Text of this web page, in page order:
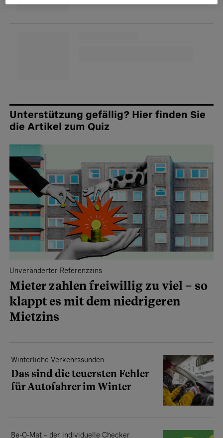
Unterstützung gefällig? Hier finden Sie
die Artikel zum Quiz
Unveränderter Referenzzins
Mieter zahlen freiwillig zu viel – so
klappt es mit dem niedrigeren
Mietzins
Winterliche Verkehrssünden
Das sind die teuersten Fehler
für Autofahrer im Winter
Be-O-Mat – der individuelle Checker